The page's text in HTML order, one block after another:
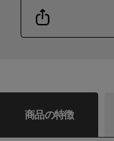
商品の特徴